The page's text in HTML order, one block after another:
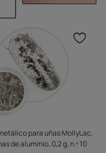
para añadir
para uñas MollyLac,
de aluminio, 0,2 g, n.º 10